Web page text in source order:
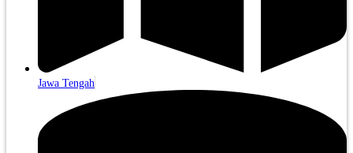
Jawa Tengah